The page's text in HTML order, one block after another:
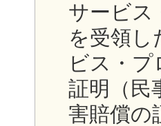
サービス
を受領し
ビス・
証明（民
害賠償の